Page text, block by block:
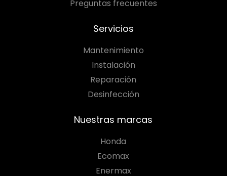
Preguntas frecuentes
Servicios
Mantenimiento
Instalación
Reparación
Desinfección
Nuestras marcas
Honda
Ecomax
Enermax